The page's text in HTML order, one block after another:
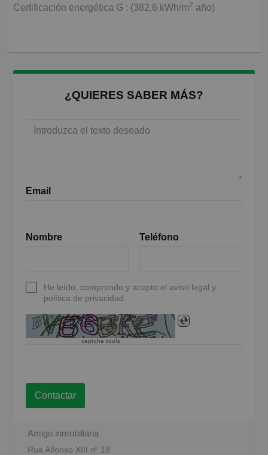
Certificación energética G : (382,6 kWh/m2 año)
¿QUIERES SABER MÁS?
Email
Nombre Teléfono
He leído, comprendo y acepto el aviso legal y
política de privacidad
captcha tools
Contactar
Amigo inmobiliaria
Rua Alfonso XIII nº 18